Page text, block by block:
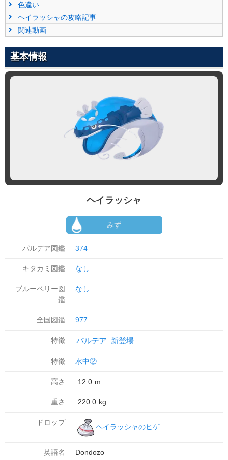
色違い
ヘイラッシャの攻略記事
関連動画
基本情報
ヘイラッシャ
みず
パルデア図鑑 374
キタカミ図鑑 なし
ブルーベリー図
鑑
なし
全国図鑑 977
特徴 パルデア 新登場
特徴 水中②
高さ 12.0 m
重さ 220.0 kg
ドロップ
ヘイラッシャのヒゲ
英語名 Dondozo